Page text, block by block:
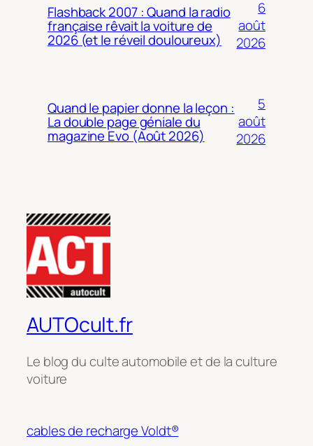
Flashback 2007 : Quand la radio
française rêvait la voiture de
2026 (et le réveil douloureux)
6
août
2026
Quand le papier donne la leçon :
La double page géniale du
magazine Evo (Août 2026)
5
août
2026
AUTOcult.fr
Le blog du culte automobile et de la culture
voiture
cables de recharge Voldt®